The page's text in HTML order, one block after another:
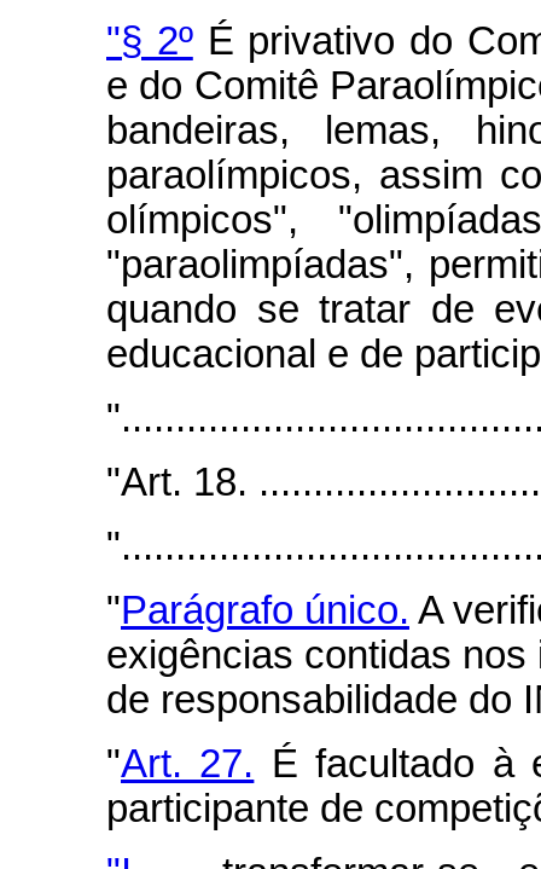
"§ 2ºÉ privativo do
e do Comitê
bandeiras, lemas,
paraolímpicos, assim
olímpicos",
"paraolimpíadas",
quando se tratar de
educacional e de
"Art. 18.
"Parágrafo único. A
exigências contidas
de responsabilidade do
"Art. 27. É facultado à
participante de